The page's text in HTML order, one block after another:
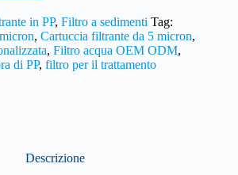
in PP, Filtro a sedimenti Tag:
, Cartuccia filtrante da 5 micron,
, Filtro acqua OEM ODM,
di PP, filtro per il trattamento
Descrizione